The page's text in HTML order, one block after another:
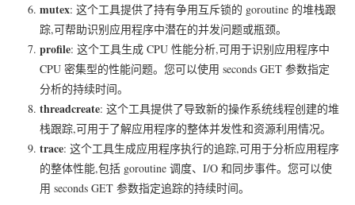
mutex: 这个工具提供了持有争用互斥锁的 goroutine 的堆栈跟
踪,可帮助识别应用程序中潜在的并发问题或瓶颈。
profile: 这个工具生成 CPU 性能分析,可用于识别应用程序中
CPU 密集型的性能问题。您可以使用 seconds GET 参数指定
分析的持续时间。
threadcreate: 这个工具提供了导致新的操作系统线程创建的堆
栈跟踪,可用于了解应用程序的整体并发性和资源利用情况。
trace: 这个工具生成应用程序执行的追踪,可用于分析应用程序
的整体性能,包括 goroutine 调度、I/O 和同步事件。您可以使
用 seconds GET 参数指定追踪的持续时间。